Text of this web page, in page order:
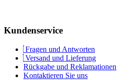
Kundenservice
Fragen und Antworten
Versand und Lieferung
Rückgabe und Reklamationen
Kontaktieren Sie uns